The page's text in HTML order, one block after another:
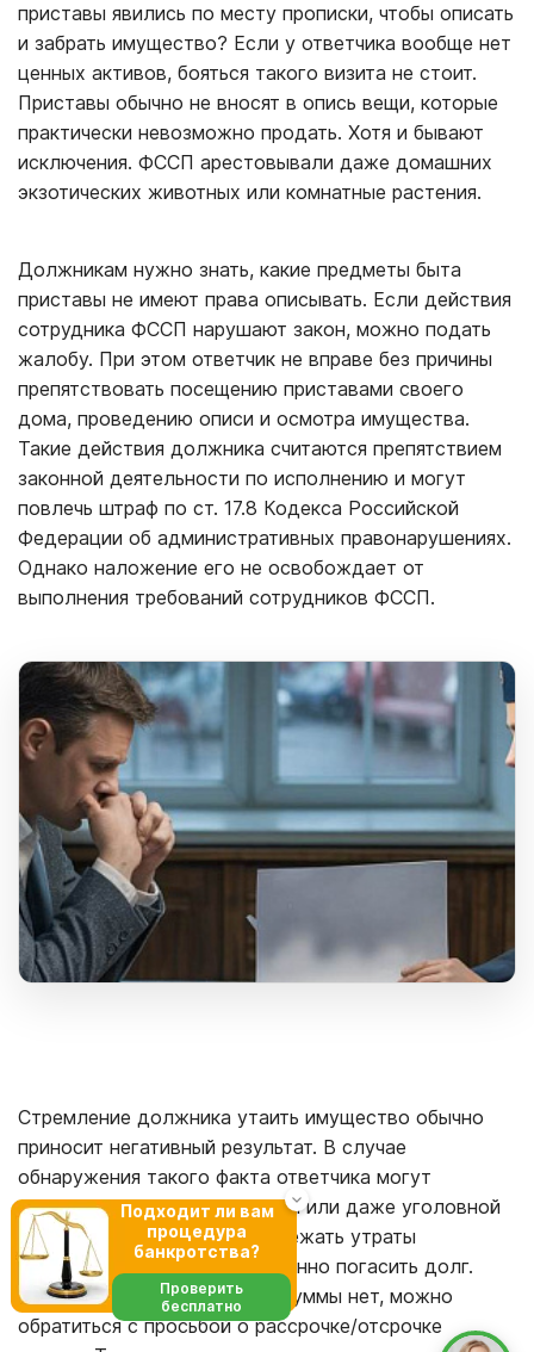
приставы явились по месту прописки, чтобы описать
и забрать имущество? Если у ответчика вообще нет
ценных активов, бояться такого визита не стоит.
Приставы обычно не вносят в опись вещи, которые
практически невозможно продать. Хотя и бывают
исключения. ФССП арестовывали даже домашних
экзотических животных или комнатные растения.
Должникам нужно знать, какие предметы быта
приставы не имеют права описывать. Если действия
сотрудника ФССП нарушают закон, можно подать
жалобу. При этом ответчик не вправе без причины
препятствовать посещению приставами своего
дома, проведению описи и осмотра имущества.
Такие действия должника считаются препятствием
законной деятельности по исполнению и могут
повлечь штраф по ст. 17.8 Кодекса Российской
Федерации об административных правонарушениях.
Однако наложение его не освобождает от
выполнения требований сотрудников ФССП.
Стремление должника утаить имущество обычно
приносит негативный результат. В случае
обнаружения такого факта ответчика могут
привлечь к административной или даже уголовной
ответственности. Чтобы избежать утраты
имущества, лучше своевременно погасить долг.
Если единовременно такой суммы нет, можно
обратиться с просьбой о рассрочке/отсрочке
Подходит ли вам
процедура
банкротства?
Проверить
бесплатно